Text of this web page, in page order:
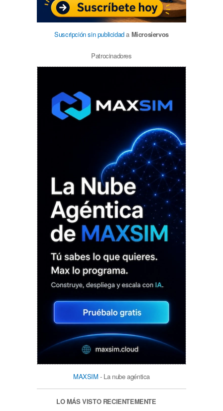
Suscripción sin publicidada Microsiervos
Patrocinadores
MAXSIM - La nube agéntica
LO MÁS VISTO RECIENTEMENTE